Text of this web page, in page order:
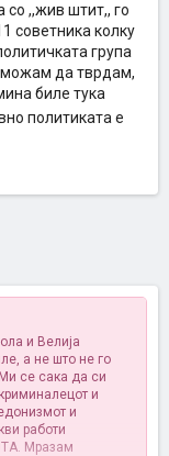
со ,,жив штит,, го
советника колку
група
можам да тврдам,
биле тука
политиката е
и Велија
а не што не го
се сака да си
и
и
работи
Мразам